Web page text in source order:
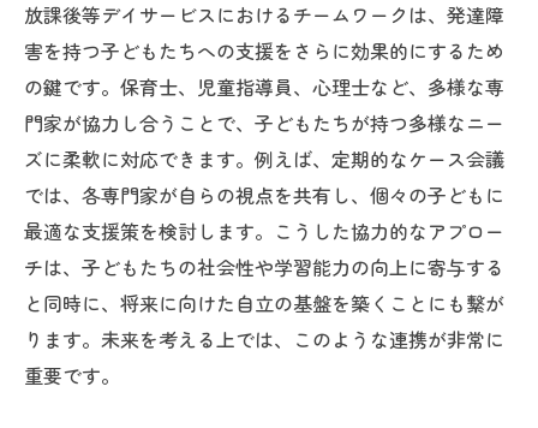
放課後等デイサービスにおけるチームワークは、発達障
害を持つ子どもたちへの支援をさらに効果的にするため
の鍵です。保育士、児童指導員、心理士など、多様な専
門家が協力し合うことで、子どもたちが持つ多様なニー
ズに柔軟に対応できます。例えば、定期的なケース会議
では、各専門家が自らの視点を共有し、個々の子どもに
最適な支援策を検討します。こうした協力的なアプロー
チは、子どもたちの社会性や学習能力の向上に寄与する
と同時に、将来に向けた自立の基盤を築くことにも繋が
ります。未来を考える上では、このような連携が非常に
重要です。